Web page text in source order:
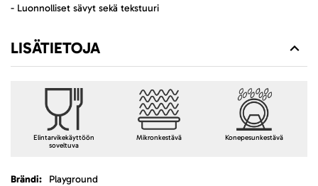
- Luonnolliset sävyt sekä tekstuuri
LISÄTIETOJA
Elintarvikekäyttöön
soveltuva
Mikronkestävä Konepesunkestävä
LisätietojaPlayground